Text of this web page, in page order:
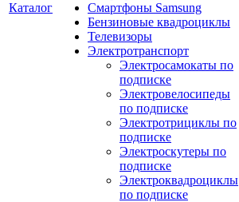
Каталог
Смартфоны Samsung
Бензиновые квадроциклы
Телевизоры
Электротранспорт
Электросамокаты по
подписке
Электровелосипеды
по подписке
Электротрициклы по
подписке
Электроскутеры по
подписке
Электроквадроциклы
по подписке